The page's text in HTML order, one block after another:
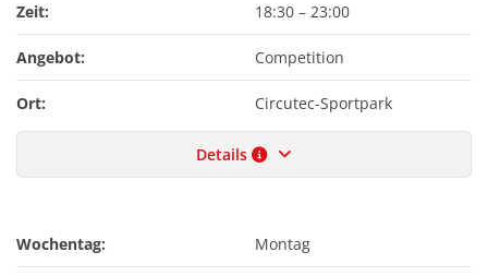
Zeit: 18:30 – 23:00
Angebot: Competition
Ort: Circutec-Sportpark
Details
Wochentag: Montag